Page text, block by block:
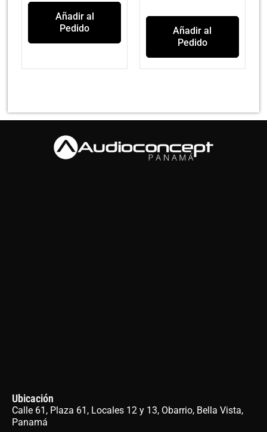
Añadir al
Pedido
Añadir al
Pedido
Ubicación
Calle 61, Plaza 61, Locales 12 y 13, Obarrio, Bella Vista,
Panamá